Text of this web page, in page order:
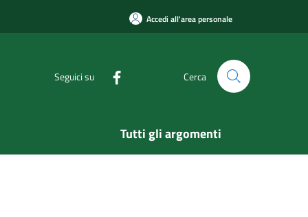
Accedi all'area personale
Seguici su Cerca
Tutti gli argomenti